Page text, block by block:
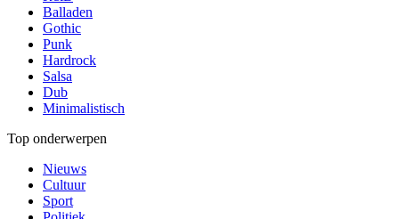
Balladen
Gothic
Punk
Hardrock
Salsa
Dub
Minimalistisch
Top onderwerpen
Nieuws
Cultuur
Sport